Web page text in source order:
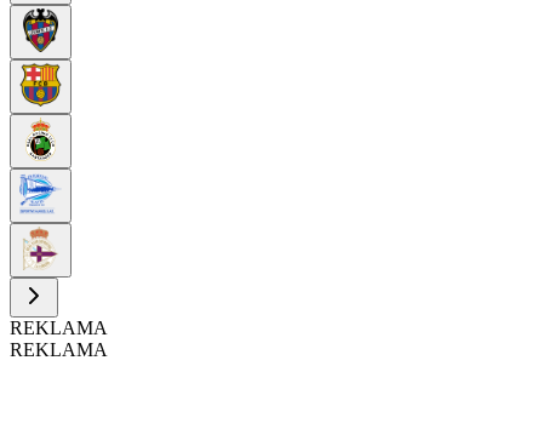
REKLAMA
REKLAMA